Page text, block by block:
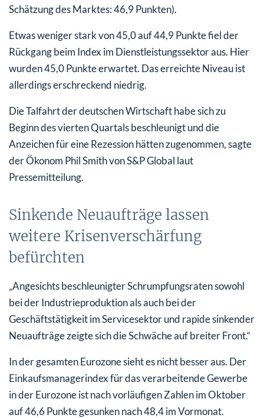
Schätzung des Marktes: 46,9 Punkten).
Etwas weniger stark von 45,0 auf 44,9 Punkte fiel der
Rückgang beim Index im Dienstleistungssektor aus. Hier
wurden 45,0 Punkte erwartet. Das erreichte Niveau ist
allerdings erschreckend niedrig.
Die Talfahrt der deutschen Wirtschaft habe sich zu
Beginn des vierten Quartals beschleunigt und die
Anzeichen für eine Rezession hätten zugenommen, sagte
der Ökonom Phil Smith von S&P Global laut
Pressemitteilung.
Sinkende Neuaufträge lassen
weitere Krisenverschärfung
befürchten
„Angesichts beschleunigter Schrumpfungsraten sowohl
bei der Industrieproduktion als auch bei der
Geschäftstätigkeit im Servicesektor und rapide sinkender
Neuaufträge zeigte sich die Schwäche auf breiter Front.“
In der gesamten Eurozone sieht es nicht besser aus. Der
Einkaufsmanagerindex für das verarbeitende Gewerbe
in der Eurozone ist nach vorläufigen Zahlen im Oktober
auf 46,6 Punkte gesunken nach 48,4 im Vormonat.